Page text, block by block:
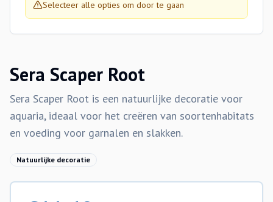
Selecteer alle opties om door te gaan
Sera Scaper Root
Sera Scaper Root is een natuurlijke decoratie voor
aquaria, ideaal voor het creëren van soortenhabitats
en voeding voor garnalen en slakken.
Natuurlijke decoratie